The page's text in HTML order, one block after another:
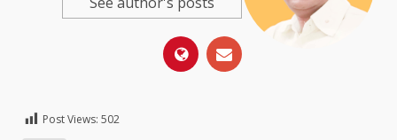
Post Views: 502